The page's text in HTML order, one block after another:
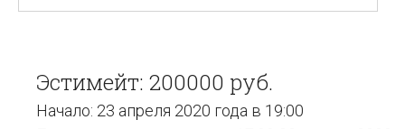
Эстимейт: 200000 руб.
Начало: 23 апреля 2020 года в 19:00